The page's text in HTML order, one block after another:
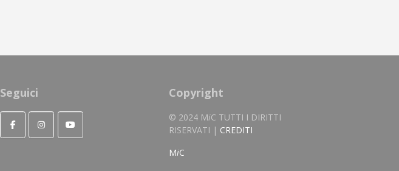
Seguici Copyright
© 2024 MiC TUTTI I DIRITTI
RISERVATI | CREDITI
MiC